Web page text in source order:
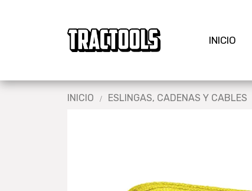
INICIO
INICIO ESLINGAS, CADENAS Y CABLES